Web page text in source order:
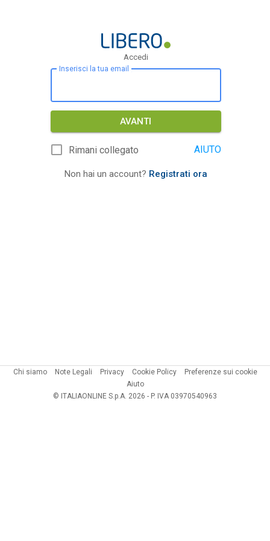
Accedi
Inserisci la tua email
AVANTI
Rimani collegato AIUTO
Non hai un account? Registrati ora
Chi siamo Note Legali Privacy Cookie Policy
Preferenze sui cookie
Aiuto
© ITALIAONLINE S.p.A. 2026 - P. IVA 03970540963